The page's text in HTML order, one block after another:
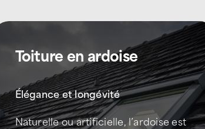
Toiture en ardoise
Élégance et longévité
Naturelle ou artificielle, l’ardoise est